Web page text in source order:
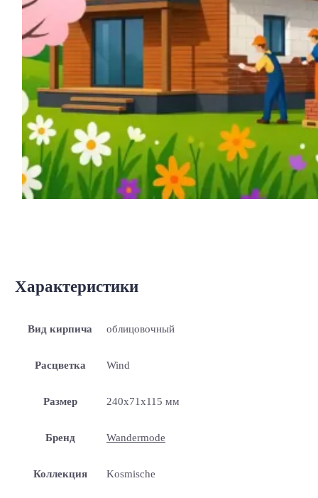
Характеристики
Вид кирпича облицовочный
Расцветка Wind
Размер 240x71x115 мм
Бренд Wandermode
Коллекция Kosmische